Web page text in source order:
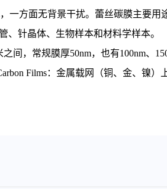
一方面无背景干扰。蕾丝碳膜主要用
、针晶体、生物样本和材料学样本。
间，常规膜厚50nm，也有100nm、
Films：金属载网（铜、金、镍）